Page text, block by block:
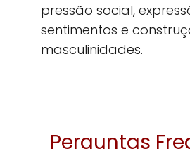
pressão social,
sentimentos e
masculinidades.
Perguntas